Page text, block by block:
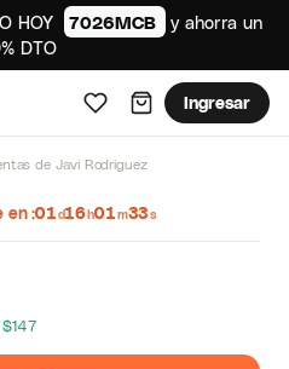
HOY 7026MCB
y ahorra un
DTO
Ingresar
de Javi Rodriguez
en 01d16h01m32s